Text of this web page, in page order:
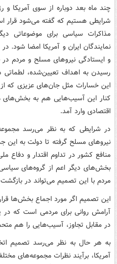
چند ماه بعد دوباره از سوی آمریکا و
شرایطی هستیم که گفته می‌شود قرار
مذاکرات سیاسی برای موضوعاتی
نمایندگان ایران و آمریکا امضا
و ایستادگی نیروهای مسلح و مردم در
رسیدن به اهداف تعیین‌شده،
این خسارات مثل جان‌های عزیزی که
کنار این آسیب‌هایی هم به
اقتصادی وارد آمد.
در شرایطی که به نظر می‌رسد
نیروهای مسلح گرفته تا دولت به این
منافع کشور در تداوم اقتدار و
بخش‌های دیگر اعم از گروه‌های
مردم با این تصمیم می‌تواند در
این تصمیم اگر مورد اجماع بخش‌ها
آرامش روانی برای مردمی است که
در مقابل تجاوز، آسیب‌هایی را هم
به هر حال به نظر می‌رسد تصمیم
آمریکا، برآیند نظرات مجموعه‌های